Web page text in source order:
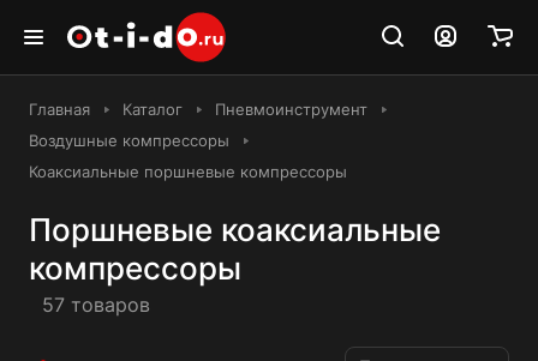
Главная Каталог
Пневмоинструмент
Воздушные компрессоры
Коаксиальные поршневые компрессоры
Поршневые коаксиальные
компрессоры
57 товаров